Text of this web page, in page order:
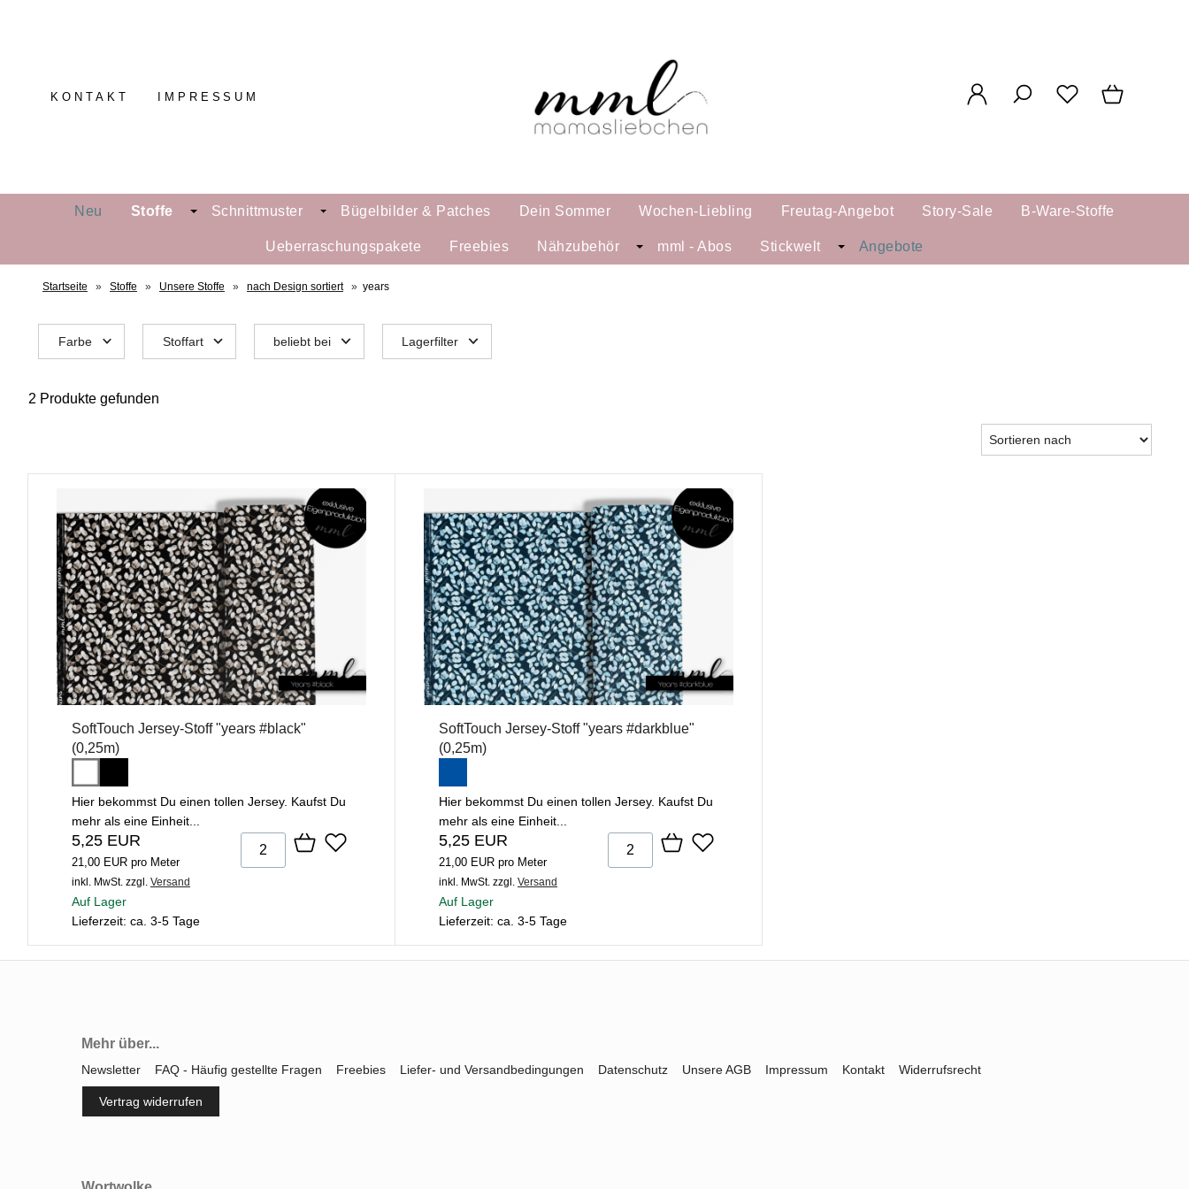
KONTAKT IMPRESSUM
Neu Stoffe Schnittmuster Bügelbilder & Patches Dein Sommer Wochen-Liebling Freutag-Angebot Story-Sale B-Ware-Stoffe
Ueberraschungspakete Freebies Nähzubehör mml - Abos Stickwelt Angebote
Startseite » Stoffe » Unsere Stoffe » nach Design sortiert » years
Farbe Stoffart beliebt bei Lagerfilter
2 Produkte gefunden
SoftTouch Jersey-Stoff "years #black"
(0,25m)
Hier bekommst Du einen tollen Jersey. Kaufst Du
mehr als eine Einheit...
5,25 EUR
21,00 EUR pro Meter
inkl. MwSt. zzgl. Versand
Auf Lager
Lieferzeit: ca. 3-5 Tage
SoftTouch Jersey-Stoff "years #darkblue"
(0,25m)
Hier bekommst Du einen tollen Jersey. Kaufst Du
mehr als eine Einheit...
5,25 EUR
21,00 EUR pro Meter
inkl. MwSt. zzgl. Versand
Auf Lager
Lieferzeit: ca. 3-5 Tage
Mehr über...
Newsletter FAQ - Häufig gestellte Fragen Freebies Liefer- und Versandbedingungen Datenschutz Unsere AGB Impressum Kontakt Widerrufsrecht
Vertrag widerrufen